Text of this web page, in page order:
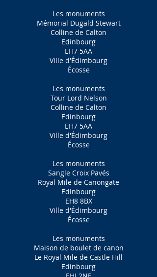
Les monuments
Mémorial Dugald Stewart
Colline de Calton
Edinbourg
EH7 5AA
Ville d'Édimbourg
Écosse
Les monuments
Tour Lord Nelson
Colline de Calton
Edinbourg
EH7 5AA
Ville d'Édimbourg
Écosse
Les monuments
Sangle Croix Pavés
Royal Mile de Canongate
Edinbourg
EH8 8BX
Ville d'Édimbourg
Écosse
Les monuments
Maison de boulet de canon
Le Royal Mile de Castle Hill
Edinbourg